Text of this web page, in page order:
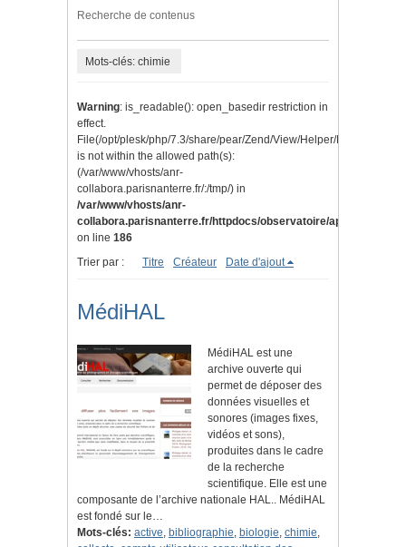
Recherche de contenus
Mots-clés: chimie
Warning: is_readable(): open_basedir restriction in
effect.
File(/opt/plesk/php/7.3/share/pear/Zend/View/Helper/Navigation/
is not within the allowed path(s):
(/var/www/vhosts/anr-
collabora.parisnanterre.fr/:/tmp/) in
/var/www/vhosts/anr-
collabora.parisnanterre.fr/httpdocs/observatoire/application/
on line 186
Trier par :
Titre Créateur Date d'ajout
MédiHAL
MédiHAL est une
archive ouverte qui
permet de déposer des
données visuelles et
sonores (images fixes,
vidéos et sons),
produites dans le cadre
de la recherche
scientifique. Elle est une
composante de l’archive nationale HAL.. MédiHAL
est fondé sur le…
Mots-clés: active, bibliographie, biologie, chimie,